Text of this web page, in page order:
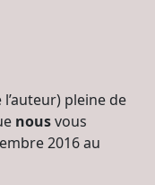
pleine de
nousvous
2016 au